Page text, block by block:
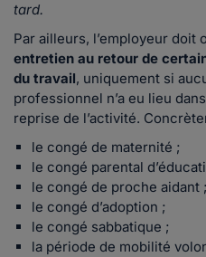
tard.
Par ailleurs, l’employeur
entretien au retour de
du travail, uniquement si
professionnel n’a eu lieu
reprise de l’activité.
le congé de maternité ;
le congé parental
le congé de proche aidant ;
le congé d’adoption ;
le congé sabbatique ;
la période de mobilité